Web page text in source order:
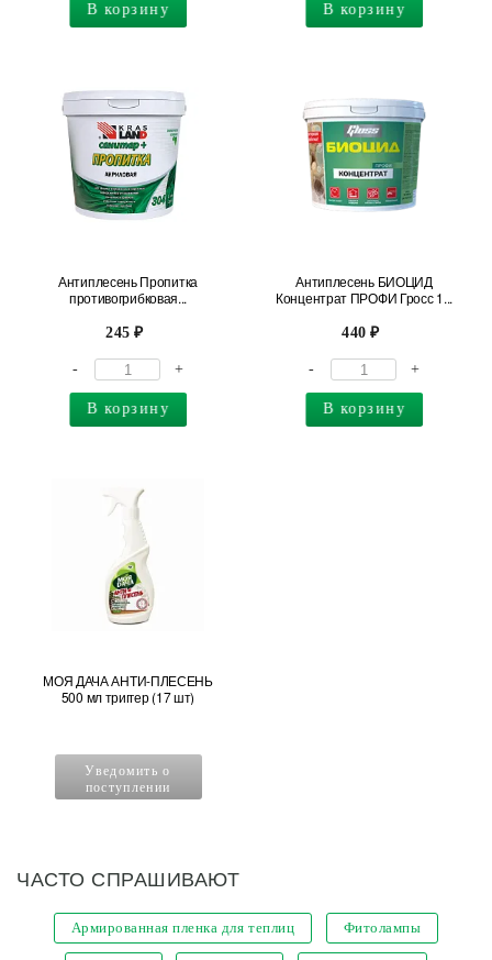
В корзину В корзину
Антиплесень Пропитка
противогрибковая...
245
- +
В корзину
Антиплесень БИОЦИД
Концентрат ПРОФИ Гросс 1...
440
- +
В корзину
МОЯ ДАЧА АНТИ-ПЛЕСЕНЬ
500 мл триггер (17 шт)
Уведомить о
поступлении
ЧАСТО СПРАШИВАЮТ
Армированная пленка для теплиц Фитолампы